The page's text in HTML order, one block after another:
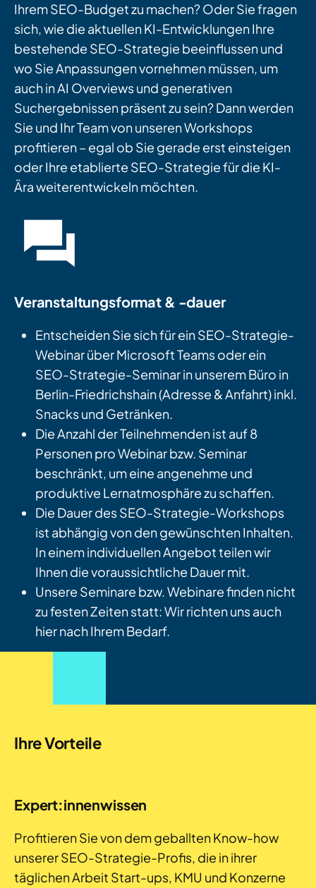
Ihrem SEO-Budget zu machen? Oder Sie fragen
sich, wie die aktuellen KI-Entwicklungen Ihre
bestehende SEO-Strategie beeinflussen und
wo Sie Anpassungen vornehmen müssen, um
auch in AI Overviews und generativen
Suchergebnissen präsent zu sein? Dann werden
Sie und Ihr Team von unseren Workshops
profitieren – egal ob Sie gerade erst einsteigen
oder Ihre etablierte SEO-Strategie für die KI-
Ära weiterentwickeln möchten.
Veranstaltungsformat & -dauer
Entscheiden Sie sich für ein SEO-Strategie-
Webinar über Microsoft Teams oder ein
SEO-Strategie-Seminar in unserem Büro in
Berlin-Friedrichshain (Adresse & Anfahrt) inkl.
Snacks und Getränken.
Die Anzahl der Teilnehmenden ist auf 8
Personen pro Webinar bzw. Seminar
beschränkt, um eine angenehme und
produktive Lernatmosphäre zu schaffen.
Die Dauer des SEO-Strategie-Workshops
ist abhängig von den gewünschten Inhalten.
In einem individuellen Angebot teilen wir
Ihnen die voraussichtliche Dauer mit.
Unsere Seminare bzw. Webinare finden nicht
zu festen Zeiten statt: Wir richten uns auch
hier nach Ihrem Bedarf.
Ihre Vorteile
Expert:innenwissen
Profitieren Sie von dem geballten Know-how
unserer SEO-Strategie-Profis, die in ihrer
täglichen Arbeit Start-ups, KMU und Konzerne